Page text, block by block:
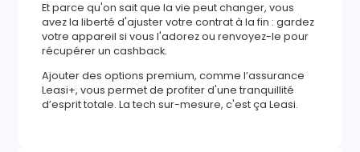
Et parce qu'on sait que la vie peut changer, vous
avez la liberté d'ajuster votre contrat à la fin : gardez
votre appareil si vous l'adorez ou renvoyez-le pour
récupérer un cashback.
Ajouter des options premium, comme l’assurance
Leasi+, vous permet de profiter d'une tranquillité
d’esprit totale. La tech sur-mesure, c'est ça Leasi.